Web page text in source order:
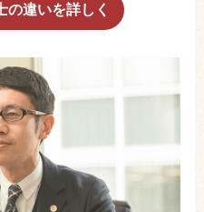
の違いを詳しく